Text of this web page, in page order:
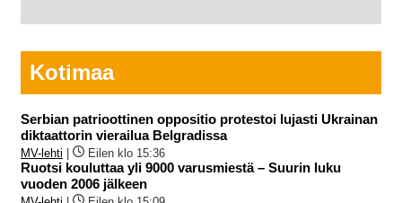
Kotimaa
Serbian patrioottinen oppositio protestoi lujasti Ukrainan
diktaattorin vierailua Belgradissa
MV-lehti Eilen klo 15:36
Ruotsi kouluttaa yli 9000 varusmiestä – Suurin luku
vuoden 2006 jälkeen